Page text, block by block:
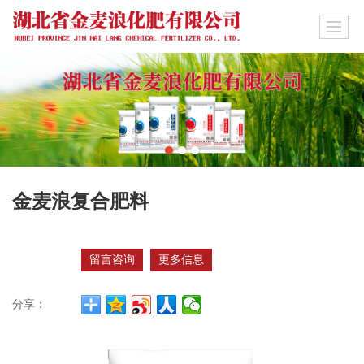
金麦浪复合肥料
留言咨询 更多信息
分享：